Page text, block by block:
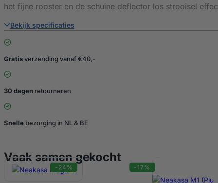
het fijne rooster en de schuine deflector los strooisel
Bekijk specificaties
Gratisverzending vanaf €40,-
30 dagen retourneren
Snelle bezorging in NL & BE
Vaak samen gekocht
-24% -17%